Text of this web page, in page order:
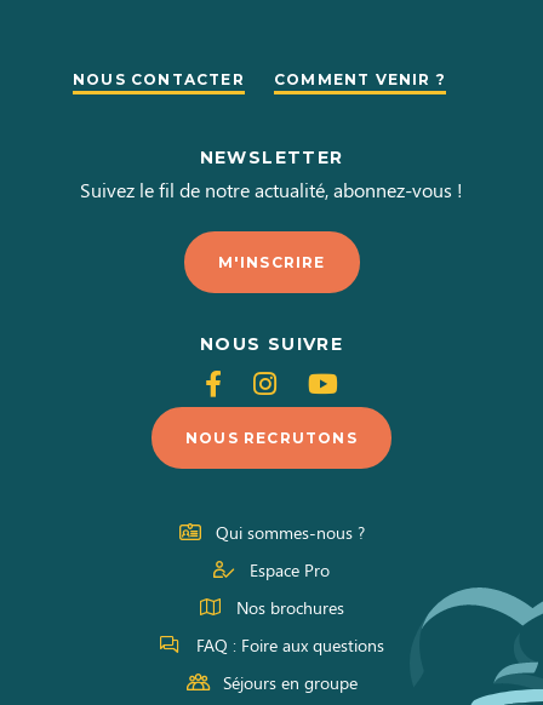
NOUS CONTACTER COMMENT VENIR ?
NEWSLETTER
Suivez le fil de notre actualité, abonnez-vous !
M'INSCRIRE
NOUS SUIVRE
Suivez-
nous
sur
Facebook
Suivez-
nous
sur
Instagram
Suivez-
nous
sur
Youtube
NOUS RECRUTONS
Qui sommes-nous ?
Espace Pro
Nos brochures
FAQ : Foire aux questions
Séjours en groupe